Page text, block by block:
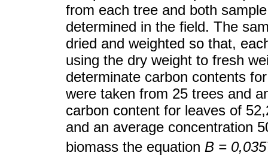
from each tree and both
determined in the field. The
dried and weighted so that,
using the dry weight to fresh
determinate carbon contents
were taken from 25 trees and
carbon content for leaves of
and an average concentration
biomass the equation B =